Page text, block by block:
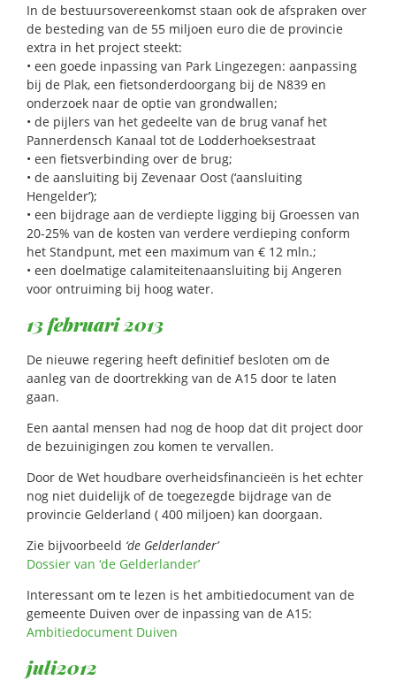
In de bestuursovereenkomst staan ook de afspraken over
de besteding van de 55 miljoen euro die de provincie
extra in het project steekt:
• een goede inpassing van Park Lingezegen: aanpassing
bij de Plak, een fietsonderdoorgang bij de N839 en
onderzoek naar de optie van grondwallen;
• de pijlers van het gedeelte van de brug vanaf het
Pannerdensch Kanaal tot de Lodderhoeksestraat
• een fietsverbinding over de brug;
• de aansluiting bij Zevenaar Oost (‘aansluiting
Hengelder’);
• een bijdrage aan de verdiepte ligging bij Groessen van
20-25% van de kosten van verdere verdieping conform
het Standpunt, met een maximum van € 12 mln.;
• een doelmatige calamiteitenaansluiting bij Angeren
voor ontruiming bij hoog water.
13 februari 2013
De nieuwe regering heeft definitief besloten om de
aanleg van de doortrekking van de A15 door te laten
gaan.
Een aantal mensen had nog de hoop dat dit project door
de bezuinigingen zou komen te vervallen.
Door de Wet houdbare overheidsfinancieën is het echter
nog niet duidelijk of de toegezegde bijdrage van de
provincie Gelderland ( 400 miljoen) kan doorgaan.
Zie bijvoorbeeld ‘de Gelderlander’
Dossier van ‘de Gelderlander’
Interessant om te lezen is het ambitiedocument van de
gemeente Duiven over de inpassing van de A15:
Ambitiedocument Duiven
juli2012